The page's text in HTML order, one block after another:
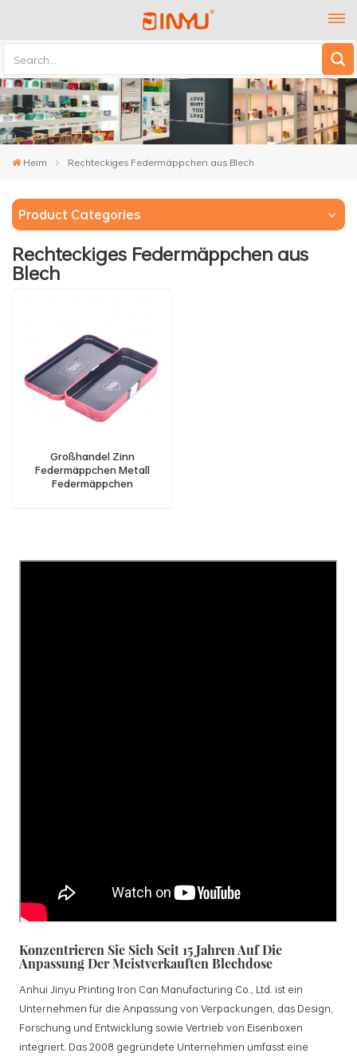
Heim Rechteckiges Federmäppchen aus Blech
Product Categories
Rechteckiges Federmäppchen aus
Blech
Großhandel Zinn
Federmäppchen Metall
Federmäppchen
Konzentrieren Sie Sich Seit 15 Jahren Auf Die
Anpassung Der Meistverkauften Blechdose
Anhui Jinyu Printing Iron Can Manufacturing Co., Ltd. ist ein
Unternehmen für die Anpassung von Verpackungen, das Design,
Forschung und Entwicklung sowie Vertrieb von Eisenboxen
integriert. Das 2008 gegründete Unternehmen umfasst eine